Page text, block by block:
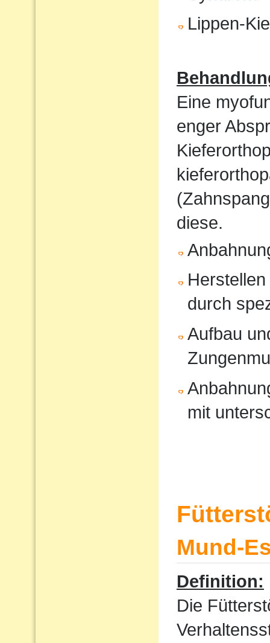
Lippen-
Eine
enger
diese.
durch
Aufbau
mit
Mund-
Definition:
Die